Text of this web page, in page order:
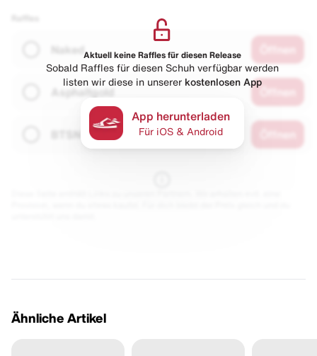
Naked
Asphaltgold
Aktuell keine Raffles für diesen Release
Sobald Raffles für diesen Schuh verfügbar werden
listen wir diese in unserer kostenlosen App
App herunterladen
Für iOS & Android
Ähnliche Artikel